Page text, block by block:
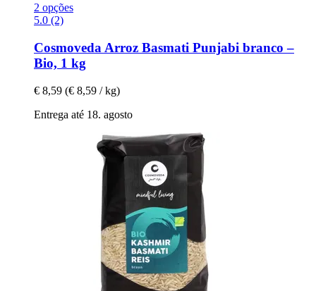
2 opções
5.0 (2)
Cosmoveda Arroz Basmati Punjabi branco –
Bio, 1 kg
€ 8,59 (€ 8,59 / kg)
Entrega até 18. agosto